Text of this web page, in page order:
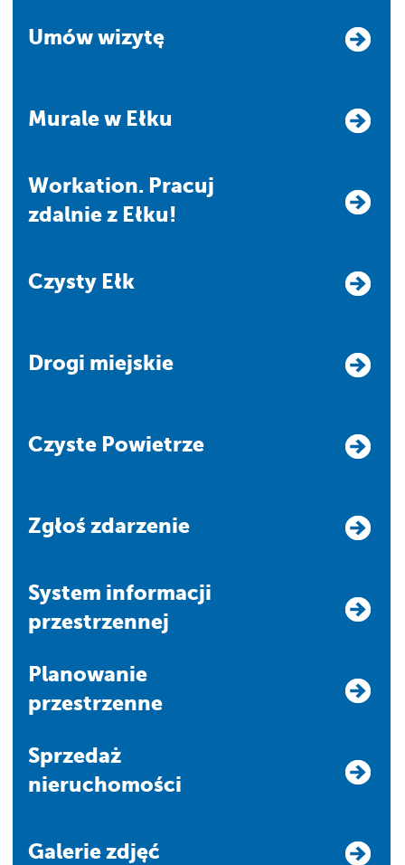
Umów wizytę
Murale w Ełku
Workation. Pracuj
zdalnie z Ełku!
Czysty Ełk
Drogi miejskie
Czyste Powietrze
Zgłoś zdarzenie
system informacji
przestrzennej
Planowanie
przestrzenne
Sprzedaż
nieruchomości
Galerie zdjęć